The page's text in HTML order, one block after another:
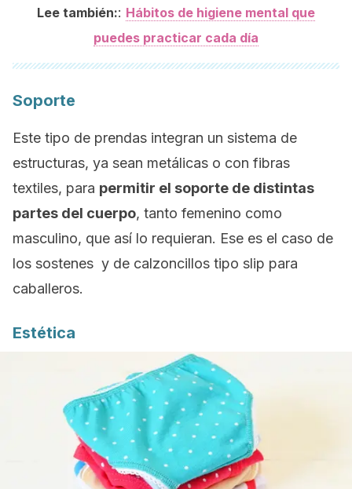
Lee también:: Hábitos de higiene mental que
puedes practicar cada día
Soporte
Este tipo de prendas integran un sistema de
estructuras, ya sean metálicas o con fibras
textiles, para permitir el soporte de distintas
partes del cuerpo, tanto femenino como
masculino, que así lo requieran. Ese es el caso de
los sostenes y de calzoncillos tipo slip para
caballeros.
Estética